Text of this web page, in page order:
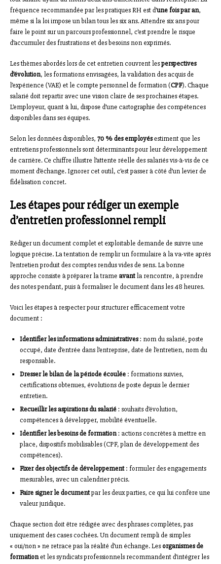
fréquence recommandée par les pratiques RH est d’une fois par an,
même si la loi impose un bilan tous les six ans. Attendre six ans pour
faire le point sur un parcours professionnel, c’est prendre le risque
d’accumuler des frustrations et des besoins non exprimés.
Les thèmes abordés lors de cet entretien couvrent lesperspectives
d’évolution, les formations envisagées, la validation des acquis de
l’expérience (VAE) et le compte personnel de formation (CPF). Chaque
salarié doit repartir avec une vision claire de ses prochaines étapes.
L’employeur, quant à lui, dispose d’une cartographie des compétences
disponibles dans ses équipes.
Selon les données disponibles, 70 % des employésestiment que les
entretiens professionnels sont déterminants pour leur développement
de carrière. Ce chiffre illustre l’attente réelle des salariés vis-à-vis de ce
moment d’échange. Ignorer cet outil, c’est passer à côté d’un levier de
fidélisation concret.
Les étapes pour rédiger un exemple
d’entretien professionnel rempli
Rédiger un document complet et exploitable demande de suivre une
logique précise. La tentation de remplir un formulaire à la va-vite après
l’entretien produit des comptes rendus vides de sens. La bonne
approche consiste à préparer la trame avant la rencontre, à prendre
des notes pendant, puis à formaliser le document dans les 48 heures.
Voici les étapes à respecter pour structurer efficacement votre
document :
Identifier les informations administratives: nom du salarié, poste
occupé, date d’entrée dans l’entreprise, date de l’entretien, nom du
responsable.
Dresser le bilan de la période écoulée : formations suivies,
certifications obtenues, évolutions de poste depuis le dernier
entretien.
Recueillir les aspirations du salarié : souhaits d’évolution,
compétences à développer, mobilité éventuelle.
Identifier les besoins de formation: actions concrètes à mettre en
place, dispositifs mobilisables (CPF, plan de développement des
compétences).
Fixer des objectifs de développement : formuler des engagements
mesurables, avec un calendrier précis.
Faire signer le documentpar les deux parties, ce qui lui confère une
valeur juridique.
Chaque section doit être rédigée avec des phrases complètes, pas
uniquement des cases cochées. Un document rempli de simples
« oui/non » ne retrace pas la réalité d’un échange. Lesorganismes de
formationet les syndicats professionnels recommandent d’intégrer les